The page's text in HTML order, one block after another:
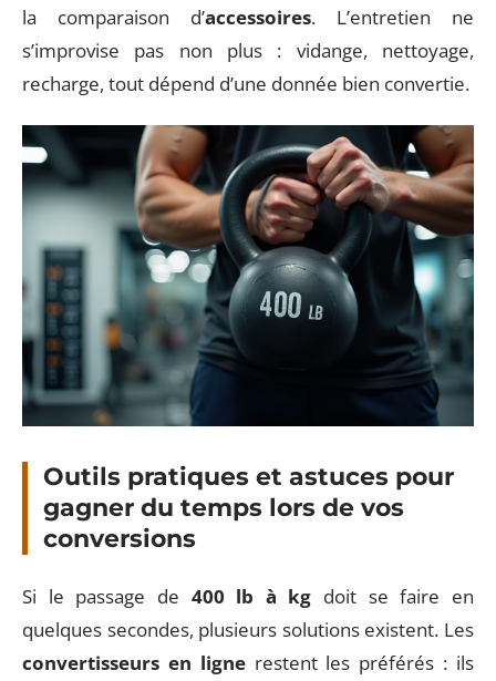
la comparaison d’accessoires. L’entretien ne
s’improvise pas non plus : vidange, nettoyage,
recharge, tout dépend d’une donnée bien convertie.
Outils pratiques et astuces pour
gagner du temps lors de vos
conversions
Si le passage de 400 lb à kg doit se faire en
quelques secondes, plusieurs solutions existent. Les
convertisseurs en lignerestent les préférés : ils